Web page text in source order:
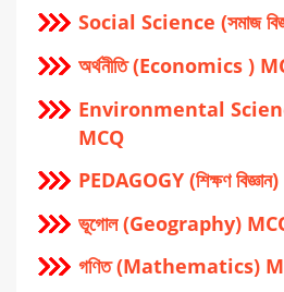
Social Science (সমাজ
অর্থনীতি (Economics )
Environmental Science
MCQ
PEDAGOGY (শিক্ষণ
ভূগোল (Geography)
গণিত (Mathematics)